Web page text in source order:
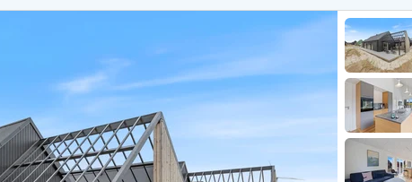
Luxus Ferienhäuser
Ferienhäuser mit Nebensaionrabatt
Ferienhaus für 2 Personen
Ferienhaus für 4 Personen
Ferienhaus für 6 Personen